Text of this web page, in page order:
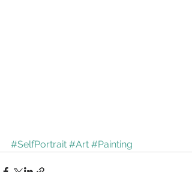
#SelfPortrait #Art #Painting